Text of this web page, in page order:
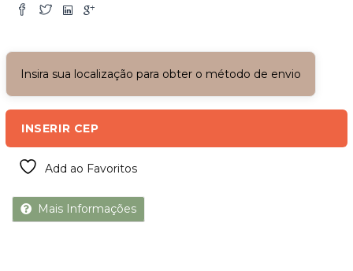
Insira sua localização para obter o método de envio
INSERIR CEP
Add ao Favoritos
Mais Informações